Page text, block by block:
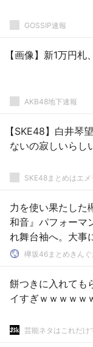
GOSSIP速報
【画像】新1万円
AKB48地下速報
【SKE48】白井琴
ないの寂しいらし
SKE48まとめはエメ
力を使い果たした
和音』パフォーマ
れ舞台袖へ。大事
合戦】欅坂46まとめきんぐ
餅つきに入れても
イすぎｗｗｗｗｗ
芸能ネタはこれだけ